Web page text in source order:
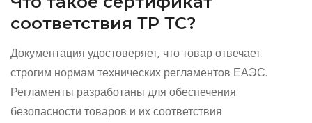
соответствия ТР ТС?
Документация удостоверяет, что товар отвечает
строгим нормам технических регламентов ЕАЭС.
Регламенты разработаны для обеспечения
безопасности товаров и их соответствия